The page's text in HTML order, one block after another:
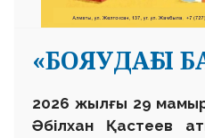
«БОЯУДАҒЫ
2026 жылғы 29
Әбілхан Қастеев